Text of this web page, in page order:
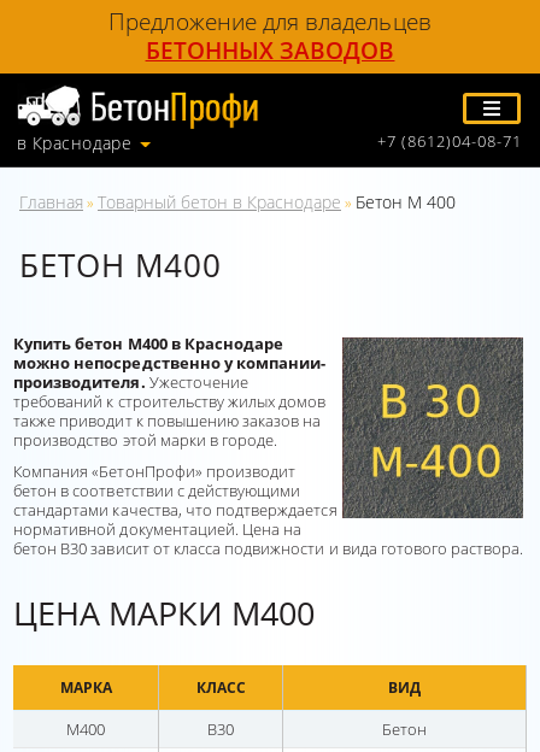
Предложение для владельцев
БЕТОННЫХ ЗАВОДОВ
в Краснодаре +7 (8612)04-08-71
Главная » Товарный бетон в Краснодаре » Бетон М 400
БЕТОН М400
Купить бетон М400 в Краснодаре
можно непосредственно у компании-
производителя. Ужесточение
требований к строительству жилых домов
также приводит к повышению заказов на
производство этой марки в городе.
Компания «БетонПрофи» производит
бетон в соответствии с действующими
стандартами качества, что подтверждается
нормативной документацией. Цена на
бетон В30 зависит от класса подвижности и вида готового раствора.
ЦЕНА МАРКИ М400
МАРКА КЛАСС ВИД
М400 В30
Бетон